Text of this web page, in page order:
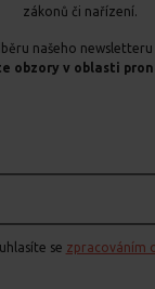
zákonů či nařízení.
našeho newsletteru
obzory v oblasti
se zpracováním